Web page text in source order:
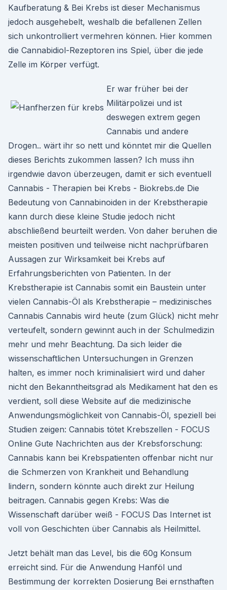
Kaufberatung & Bei Krebs ist dieser Mechanismus
jedoch ausgehebelt, weshalb die befallenen Zellen
sich unkontrolliert vermehren können. Hier kommen
die Cannabidiol-Rezeptoren ins Spiel, über die jede
Zelle im Körper verfügt.
Er war früher bei der
Militärpolizei und ist
deswegen extrem gegen
Cannabis und andere
Drogen.. wärt ihr so nett und könntet mir die Quellen
dieses Berichts zukommen lassen? Ich muss ihn
irgendwie davon überzeugen, damit er sich eventuell
Cannabis - Therapien bei Krebs - Biokrebs.de Die
Bedeutung von Cannabinoiden in der Krebstherapie
kann durch diese kleine Studie jedoch nicht
abschließend beurteilt werden. Von daher beruhen die
meisten positiven und teilweise nicht nachprüfbaren
Aussagen zur Wirksamkeit bei Krebs auf
Erfahrungsberichten von Patienten. In der
Krebstherapie ist Cannabis somit ein Baustein unter
vielen Cannabis-Öl als Krebstherapie – medizinisches
Cannabis Cannabis wird heute (zum Glück) nicht mehr
verteufelt, sondern gewinnt auch in der Schulmedizin
mehr und mehr Beachtung. Da sich leider die
wissenschaftlichen Untersuchungen in Grenzen
halten, es immer noch kriminalisiert wird und daher
nicht den Bekanntheitsgrad als Medikament hat den es
verdient, soll diese Website auf die medizinische
Anwendungsmöglichkeit von Cannabis-Öl, speziell bei
Studien zeigen: Cannabis tötet Krebszellen - FOCUS
Online Gute Nachrichten aus der Krebsforschung:
Cannabis kann bei Krebspatienten offenbar nicht nur
die Schmerzen von Krankheit und Behandlung
lindern, sondern könnte auch direkt zur Heilung
beitragen. Cannabis gegen Krebs: Was die
Wissenschaft darüber weiß - FOCUS Das Internet ist
voll von Geschichten über Cannabis als Heilmittel.
Jetzt behält man das Level, bis die 60g Konsum
erreicht sind. Für die Anwendung Hanföl und
Bestimmung der korrekten Dosierung Bei ernsthaften